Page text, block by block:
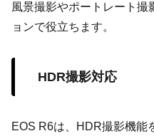
風景撮影やポートレート撮
ョンで役立ちます。
HDR撮影対応
EOS R6は、HDR撮影機能